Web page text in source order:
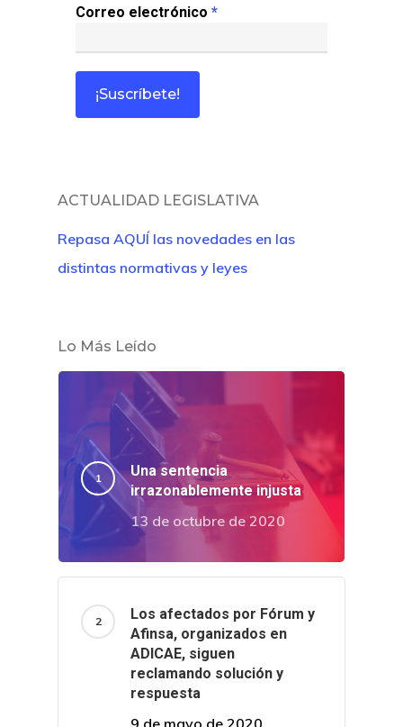
Correo electrónico *
ACTUALIDAD LEGISLATIVA
Repasa AQUÍ las novedades en las
distintas normativas y leyes
Lo Más Leído
Una sentencia
irrazonablemente injusta
13 de octubre de 2020
Los afectados por Fórum y
Afinsa, organizados en
ADICAE, siguen
reclamando solución y
respuesta
9 de mayo de 2020